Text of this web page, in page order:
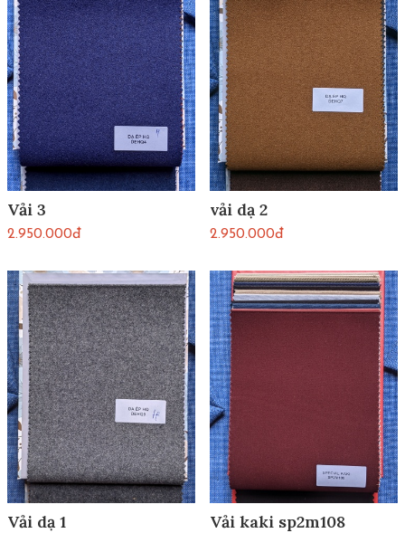
Vải 3
2.950.000đ
vải dạ 2
2.950.000đ
Vải dạ 1 Vải kaki sp2m108